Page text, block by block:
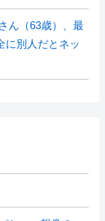
ん（63歳）、最
に別人だとネッ